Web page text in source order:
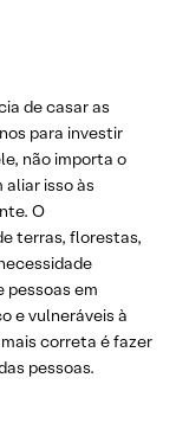
de casar as
para investir
não importa o
isso às
O
terras, florestas,
pessoas em
e vulneráveis à
correta é fazer
pessoas.